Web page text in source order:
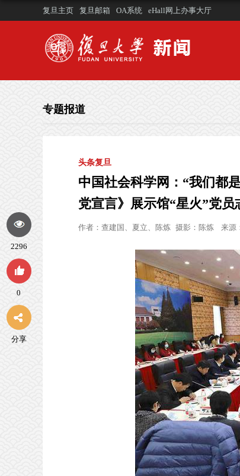
复旦主页 复旦邮箱 OA系统 eHall网上办事大厅
专题报道
头条复旦
中国社会科学网：“我们都
党宣言》展示馆“星火”党
作者： 查建国、夏立、陈炼 摄影： 陈炼 来源
2296
0
分享